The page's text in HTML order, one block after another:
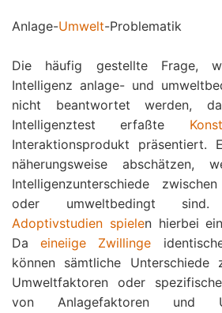
Anlage-Umwelt-Problematik
Die häufig gestellte Frage,
Intelligenz anlage- und
nicht beantwortet werden,
Intelligenztest erfaßte
Interaktionsprodukt präsentiert.
näherungsweise abschätzen,
Intelligenzunterschiede zwischen
oder umweltbedingt
Adoptivstudien spielen hierbei
Daeineiige Zwillinge
können sämtliche Unterschiede
Umweltfaktoren oder
von Anlagefaktoren und